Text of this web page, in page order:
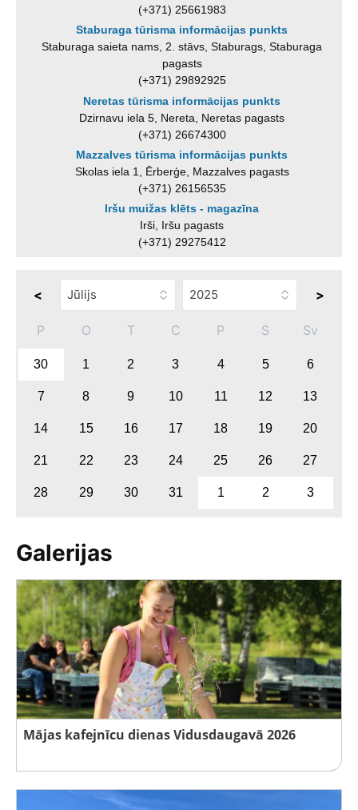
(+371) 25661983
Staburaga tūrisma informācijas punkts
Staburaga saieta nams, 2. stāvs, Staburags, Staburaga
pagasts
(+371) 29892925
Neretas tūrisma informācijas punkts
Dzirnavu iela 5, Nereta, Neretas pagasts
(+371) 26674300
Mazzalves tūrisma informācijas punkts
Skolas iela 1, Ērberģe, Mazzalves pagasts
(+371) 26156535
Iršu muižas klēts - magazīna
Irši, Iršu pagasts
(+371) 29275412
< >
P O T C P S Sv
30 1 2 3 4 5 6
7 8 9 10 11 12 13
14 15 16 17 18 19 20
21 22 23 24 25 26 27
28 29 30 31 1 2 3
Galerijas
Mājas kafejnīcu dienas Vidusdaugavā 2026